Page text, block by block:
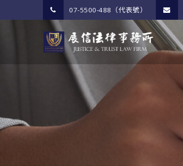
07-5500-488（代表號）